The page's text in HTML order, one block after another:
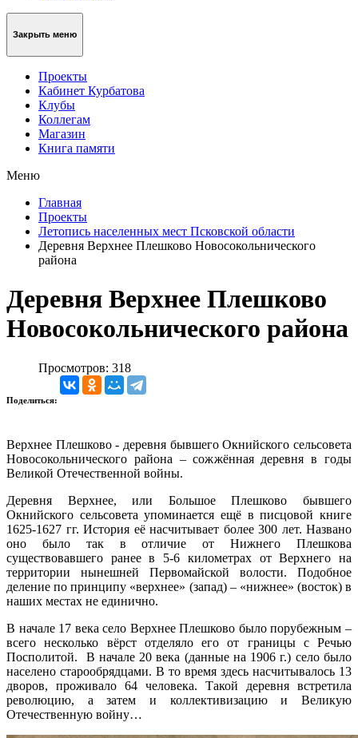
Закрыть меню
Проекты
Кабинет Курбатова
Клубы
Коллегам
Магазин
Книга памяти
Меню
Главная
Проекты
Летопись населенных мест Псковской области
Деревня Верхнее Плешково Новосокольнического
района
Деревня Верхнее Плешково
Новосокольнического района
Просмотров: 318
Поделиться:
Верхнее Плешково - деревня бывшего Окнийского сельсовета
Новосокольнического района – сожжённая деревня в годы
Великой Отечественной войны.
Деревня Верхнее, или Большое Плешково бывшего
Окнийского сельсовета упоминается ещё в писцовой книге
1625-1627 гг. История её насчитывает более 300 лет. Названо
оно было так в отличие от Нижнего Плешкова
существовавшего ранее в 5-6 километрах от Верхнего на
территории нынешней Первомайской волости. Подобное
деление по принципу «верхнее» (запад) – «нижнее» (восток) в
наших местах не единично.
В начале 17 века село Верхнее Плешково было порубежным –
всего несколько вёрст отделяло его от границы с Речью
Посполитой. В начале 20 века (данные на 1906 г.) село было
населено старообрядцами. В то время здесь насчитывалось 13
дворов, проживало 64 человека. Такой деревня встретила
революцию, а затем и коллективизацию и Великую
Отечественную войну…